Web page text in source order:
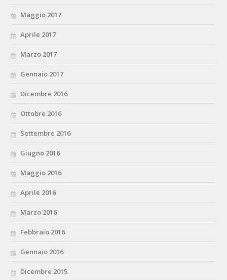
Maggio 2017
Aprile 2017
Marzo 2017
Gennaio 2017
Dicembre 2016
Ottobre 2016
Settembre 2016
Giugno 2016
Maggio 2016
Aprile 2016
Marzo 2016
Febbraio 2016
Gennaio 2016
Dicembre 2015